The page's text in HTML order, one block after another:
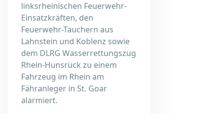
linksrheinischen Feuerwehr-
Einsatzkräften, den
Feuerwehr-Tauchern aus
Lahnstein und Koblenz sowie
dem DLRG Wasserrettungszug
Rhein-Hunsrück zu einem
Fahrzeug im Rhein am
Fähranleger in St. Goar
alarmiert.